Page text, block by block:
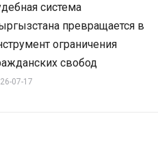
система
превращается в
ограничения
свобод
07-17